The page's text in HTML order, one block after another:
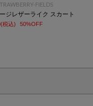
FIELDS
ジレザーライク スカート
(税込) 50%OFF